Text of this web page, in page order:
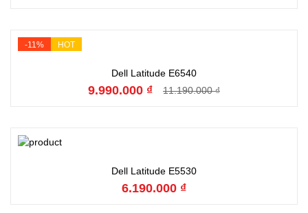
Đặt hàng
-11% HOT
Dell Latitude E6540
9.990.000 ₫ 11.190.000 ₫
Đặt hàng
Dell Latitude E5530
6.190.000 ₫